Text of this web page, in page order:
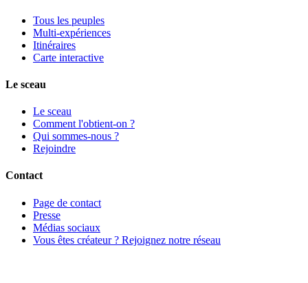
Tous les peuples
Multi-expériences
Itinéraires
Carte interactive
Le sceau
Le sceau
Comment l'obtient-on ?
Qui sommes-nous ?
Rejoindre
Contact
Page de contact
Presse
Médias sociaux
Vous êtes créateur ? Rejoignez notre réseau